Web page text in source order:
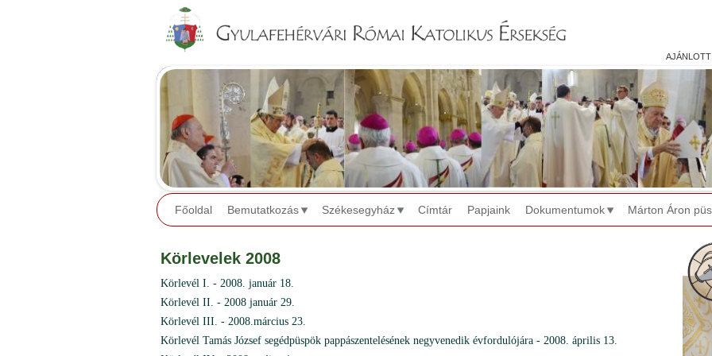
ajánlott
Főoldal Bemutatkozás Székesegyház Címtár Papjaink Dokumentumok Márton Áron
Körlevelek 2008
Körlevél I. - 2008. január 18.
Körlevél II. - 2008 január 29.
Körlevél III. - 2008.március 23.
Körlevél Tamás József segédpüspök pappászentelésének negyvenedik évfordulójára - 2008. április 13.